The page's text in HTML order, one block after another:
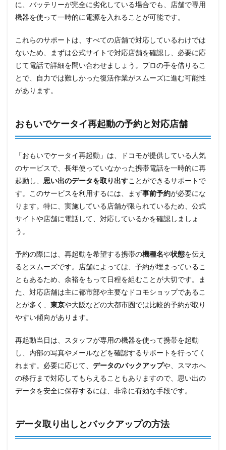
に、バッテリーが完全に劣化している場合でも、店舗で専用
機器を使って一時的に電源を入れることが可能です。
これらのサポートは、すべての店舗で対応しているわけでは
ないため、まずは公式サイトで対応店舗を確認し、必要に応
じて電話で詳細を問い合わせましょう。プロの手を借りるこ
とで、自力では難しかった復活作業がスムーズに進む可能性
があります。
おもいでケータイ再起動の予約と対応店舗
「おもいでケータイ再起動」は、ドコモが提供している人気
のサービスで、長年使っていなかった携帯電話を一時的に再
起動し、 思い出のデータを取り出すことができるサポートで
す。このサービスを利用するには、まず事前予約が必要にな
ります。特に、実施している店舗が限られているため、公式
サイトや店舗に電話して、対応しているかを確認しましょ
う。
予約の際には、再起動を希望する携帯の機種名や状態を伝え
るとスムーズです。店舗によっては、予約が埋まっているこ
ともあるため、余裕をもって日程を組むことが大切です。ま
た、対応店舗は主に都市部や主要なドコモショップであるこ
とが多く、 東京や大阪などの大都市圏では比較的予約が取り
やすい傾向があります。
再起動当日は、スタッフが専用の機器を使って携帯を起動
し、内部の写真やメールなどを確認するサポートを行ってく
れます。必要に応じて、 データのバックアップや、スマホへ
の移行まで対応してもらえることもありますので、思い出の
データを安全に保存するには、非常に有効な手段です。
データ取り出しとバックアップの方法